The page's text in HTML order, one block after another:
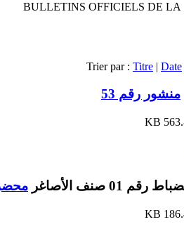
BULLETINS OFFICIELS DE LA
Trier par : Titre | Date
منشور رقم 53
محضر